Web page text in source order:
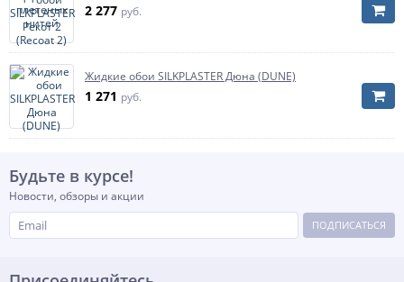
2 277 руб.
Жидкие обои SILKPLASTER Дюна (DUNE)
1 271 руб.
Будьте в курсе!
Новости, обзоры и акции
ПОДПИСАТЬСЯ